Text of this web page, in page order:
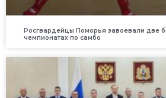
Росгвардейцы Поморья завоевали две
чемпионатах по самбо